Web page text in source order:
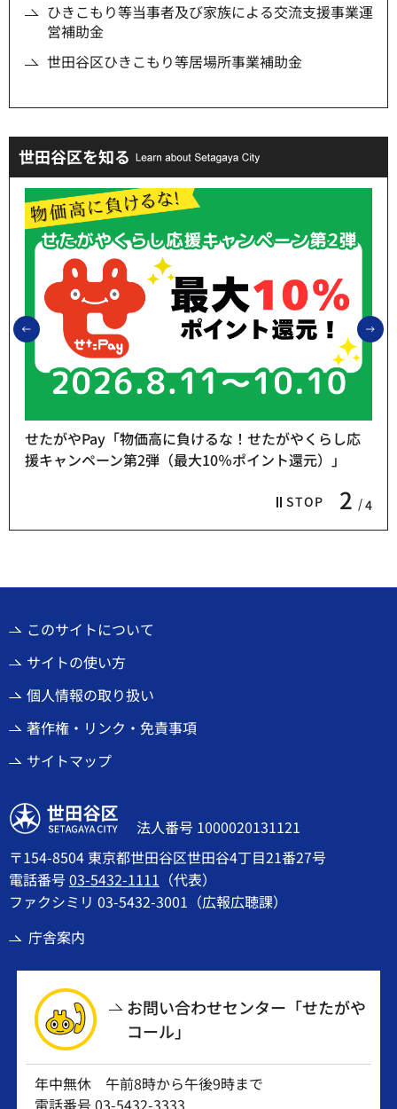
ひきこもり等当事者及び家族による交流支援事業運
営補助金
世田谷区ひきこもり等居場所事業補助金
世田谷区を知る
前のスライドを表示
STOP 2 4
せたがやPay「物価高に負けるな！せたがやくらし応
援キャンペーン第2弾（最大10％ポイント還元）」
このサイトについて
サイトの使い方
個人情報の取り扱い
著作権・リンク・免責事項
サイトマップ
世田谷区
法人番号 1000020131121
〒154-8504 東京都世田谷区世田谷4丁目21番27号
電話番号03-5432-1111 （代表）
ファクシミリ 03-5432-3001（広報広聴課）
庁舎案内
お問い合わせセンター「せたがや
コール」
年中無休 午前8時から午後9時まで
電話番号03-5432-3333